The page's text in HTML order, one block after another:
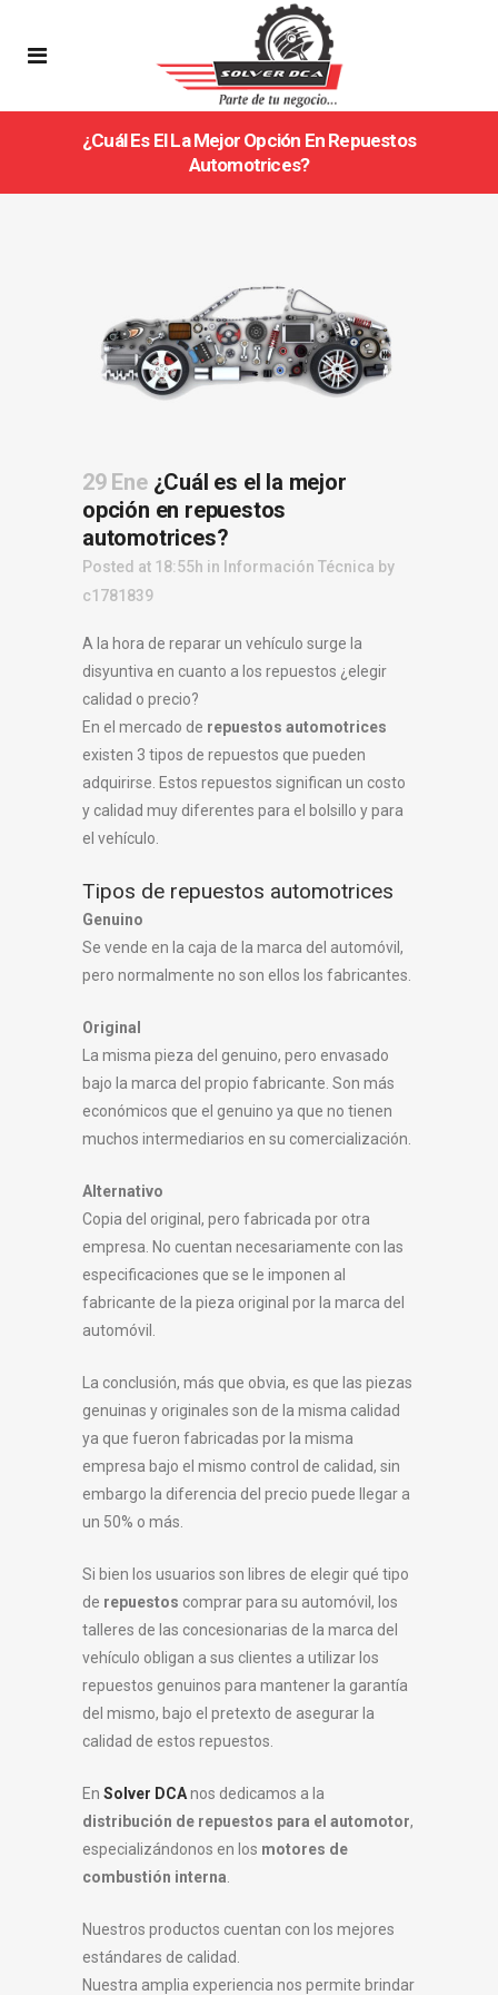
¿Cuál Es El La Mejor Opción En Repuestos
Automotrices?
29 Ene¿Cuál es el la mejor
opción en repuestos
automotrices?
Posted at 18:55h in Información Técnica by
c1781839
A la hora de reparar un vehículo surge la
disyuntiva en cuanto a los repuestos ¿elegir
calidad o precio?
En el mercado de repuestos automotrices
existen 3 tipos de repuestos que pueden
adquirirse. Estos repuestos significan un costo
y calidad muy diferentes para el bolsillo y para
el vehículo.
Tipos de repuestos automotrices
Genuino
Se vende en la caja de la marca del automóvil,
pero normalmente no son ellos los fabricantes.
Original
La misma pieza del genuino, pero envasado
bajo la marca del propio fabricante. Son más
económicos que el genuino ya que no tienen
muchos intermediarios en su comercialización.
Alternativo
Copia del original, pero fabricada por otra
empresa. No cuentan necesariamente con las
especificaciones que se le imponen al
fabricante de la pieza original por la marca del
automóvil.
La conclusión, más que obvia, es que las piezas
genuinas y originales son de la misma calidad
ya que fueron fabricadas por la misma
empresa bajo el mismo control de calidad, sin
embargo la diferencia del precio puede llegar a
un 50% o más.
Si bien los usuarios son libres de elegir qué tipo
de repuestos comprar para su automóvil, los
talleres de las concesionarias de la marca del
vehículo obligan a sus clientes a utilizar los
repuestos genuinos para mantener la garantía
del mismo, bajo el pretexto de asegurar la
calidad de estos repuestos.
En Solver DCAnos dedicamos a la
distribución de repuestos para el automotor,
especializándonos en los motores de
combustión interna.
Nuestros productos cuentan con los mejores
estándares de calidad.
Nuestra amplia experiencia nos permite brindar